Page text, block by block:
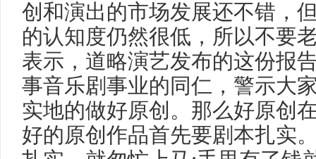
创和演出的市场发展还不错，
的认知度仍然很低，所以不要
表示，道略演艺发布的这份报
事音乐剧事业的同仁，警示大
实地的做好原创。那么好原创
好的原创作品首先要剧本扎实